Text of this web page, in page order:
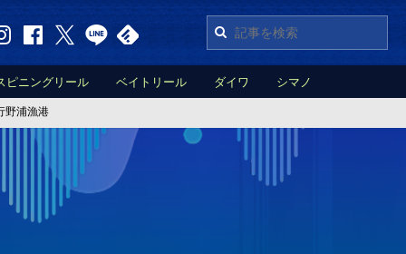
ピニングリール ベイトリール ダイワ シマノ
野浦漁港